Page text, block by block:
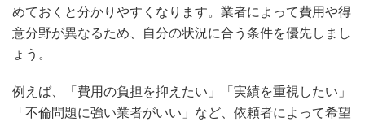
めておくと分かりやすくなります。業者によって費用や得
意分野が異なるため、自分の状況に合う条件を優先しまし
ょう。
例えば、「費用の負担を抑えたい」「実績を重視したい」
「不倫問題に強い業者がいい」など、依頼者によって希望